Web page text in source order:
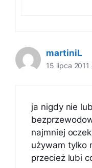
martiniL
15 lipca
ja nigdy nie
najmniej
używam tylko
przecież lubi